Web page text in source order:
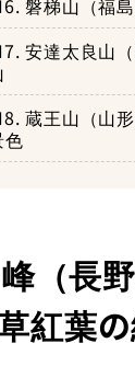
「富士見温
おすすめビュ
「茶屋 卯三
那須岳のおす
「鹿の湯」
磐梯山（福
電車・バス
磐梯山のおす
「山の駅食
「裏磐梯レ
おすすめビュ
安達太良山
安達太良山へ
安達太良山の
安達太良山の
蔵王山（山
色
蔵王山へのア
車でアクセ
電車・バス
蔵王山のおす
（長
紅葉